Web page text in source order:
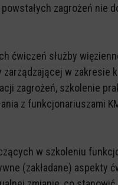
zagrożeń nie
ćwiczeń służby
w zakresie
zagrożeń, szkolenie
z funkcjonariuszami
w szkoleniu
(zakładane) aspekty